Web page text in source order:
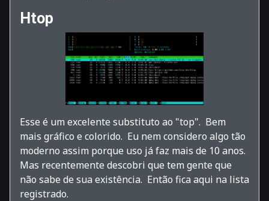
Htop
Esse é um excelente substituto ao "top". Bem
mais gráfico e colorido. Eu nem considero algo tão
moderno assim porque uso já faz mais de 10 anos.
Mas recentemente descobri que tem gente que
não sabe de sua existência. Então fica aqui na lista
registrado.